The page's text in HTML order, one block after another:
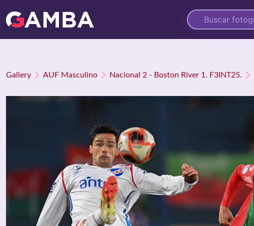
Gallery AUF Masculino Nacional 2 - Boston River 1. F3INT25.